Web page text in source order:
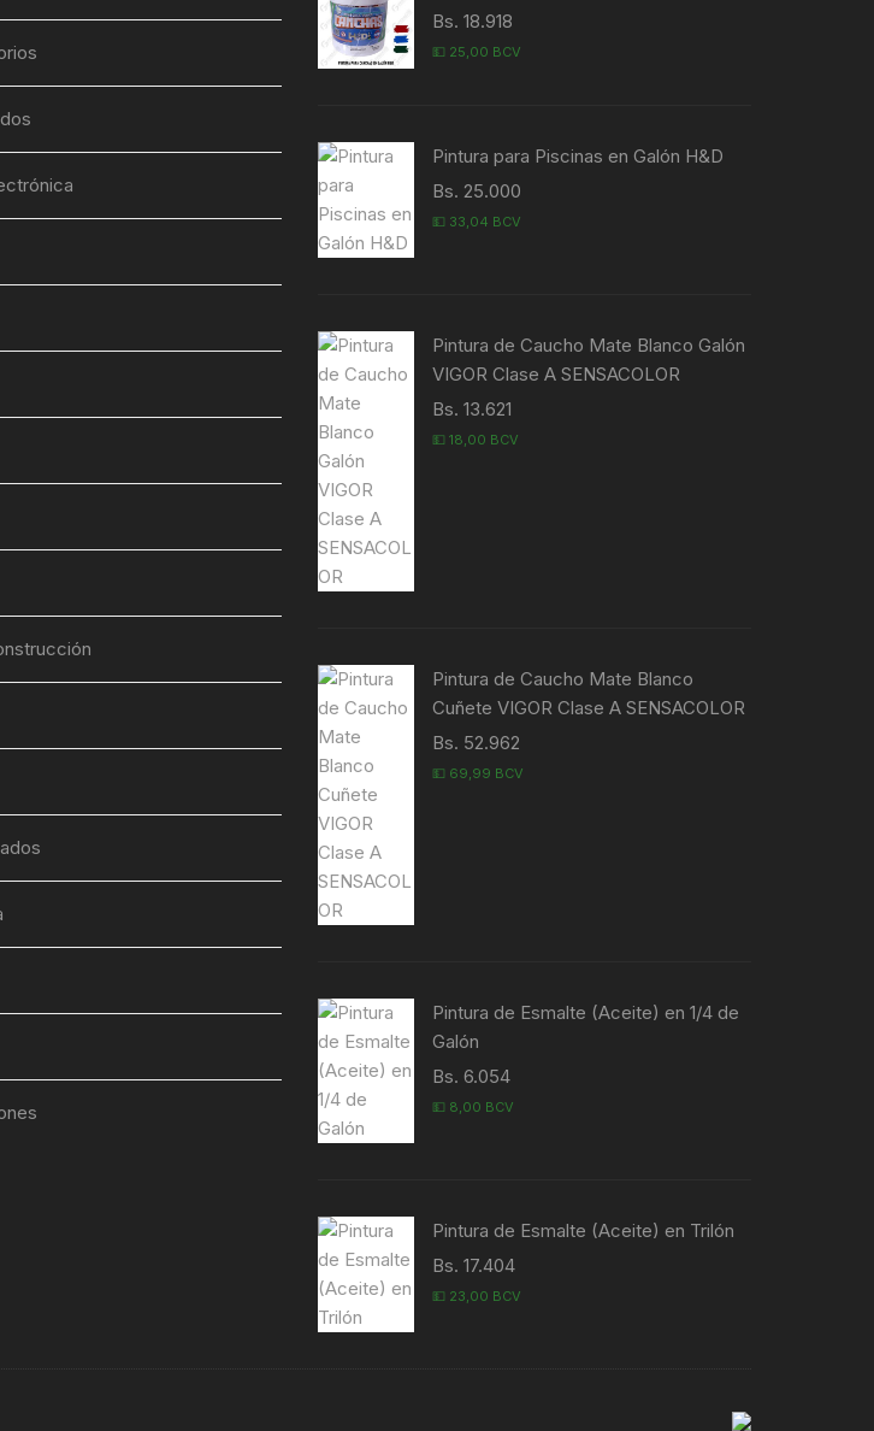
Bs. 18.918
💵 25,00 BCV
Pintura para Piscinas en Galón H&D
Bs. 25.000
💵 33,04 BCV
Pintura de Caucho Mate Blanco Galón
VIGOR Clase A SENSACOLOR
Bs. 13.621
💵 18,00 BCV
Pintura de Caucho Mate Blanco
Cuñete VIGOR Clase A SENSACOLOR
Bs. 52.962
💵 69,99 BCV
Pintura de Esmalte (Aceite) en 1/4 de
Galón
Bs. 6.054
💵 8,00 BCV
Pintura de Esmalte (Aceite) en Trilón
Bs. 17.404
💵 23,00 BCV